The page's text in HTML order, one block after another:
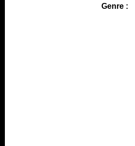
Genre :